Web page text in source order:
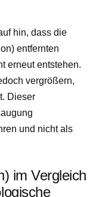
hin, dass die
entfernten
erneut entstehen.
vergrößern,
Dieser
und nicht als
im Vergleich